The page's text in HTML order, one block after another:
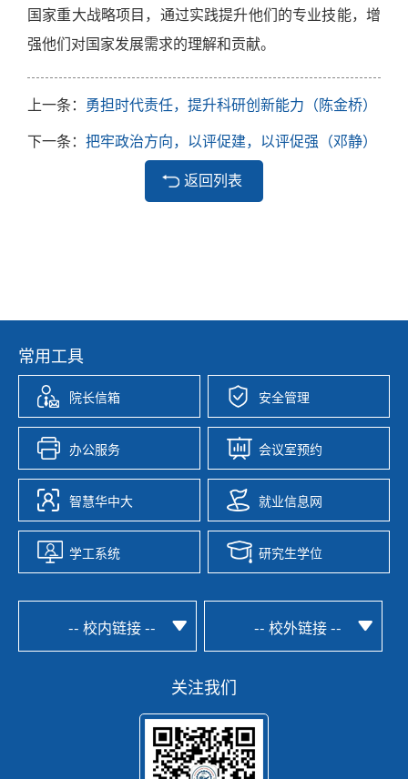
国家重大战略项目，通过实践提升他们的专业技能，增
强他们对国家发展需求的理解和贡献。
上一条： 勇担时代责任，提升科研创新能力（陈金桥）
下一条： 把牢政治方向，以评促建，以评促强（邓静）
返回列表
常用工具
院长信箱 安全管理
办公服务 会议室预约
智慧华中大 就业信息网
学工系统 研究生学位
-- 校内链接 -- -- 校外链接 --
关注我们